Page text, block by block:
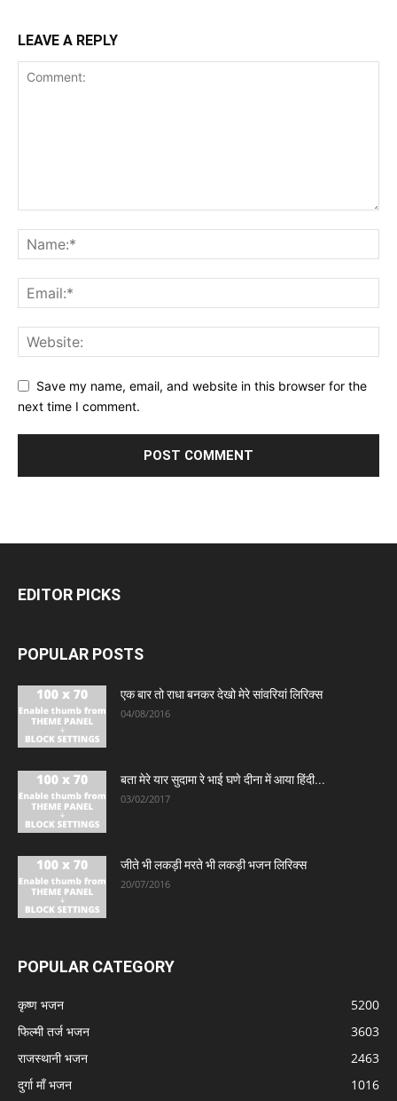
LEAVE A REPLY
Save my name, email, and website in this browser for the
next time I comment.
EDITOR PICKS
POPULAR POSTS
एक बार तो राधा बनकर देखो मेरे सांवरियां लिरिक्स
04/08/2016
बता मेरे यार सुदामा रे भाई घणे दीना में आया हिंदी...
03/02/2017
जीते भी लकड़ी मरते भी लकड़ी भजन लिरिक्स
20/07/2016
POPULAR CATEGORY
कृष्ण भजन
5200
फिल्मी तर्ज भजन
3603
राजस्थानी भजन
2463
दुर्गा माँ भजन
1016